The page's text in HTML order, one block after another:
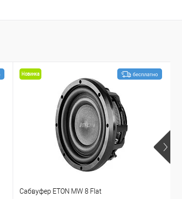
Новинка
Сабвуфер ETON MW 8 Flat